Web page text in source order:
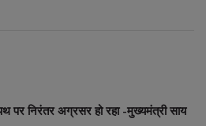
पर निरंतर अग्रसर हो रहा -मुख्यमंत्री साय